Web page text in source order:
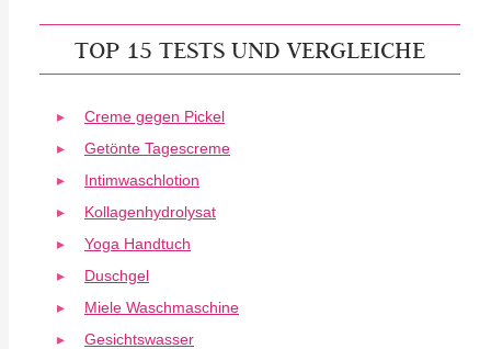
TOP 15 TESTS UND VERGLEICHE
Creme gegen Pickel
Getönte Tagescreme
Intimwaschlotion
Kollagenhydrolysat
Yoga Handtuch
Duschgel
Miele Waschmaschine
Gesichtswasser